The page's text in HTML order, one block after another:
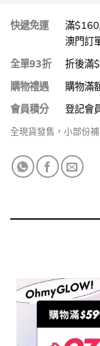
快遞免運
滿$160
澳門訂
全單93折
折後滿
購物禮遇
購物滿
會員積分
登記會
全現貨發售，小部份